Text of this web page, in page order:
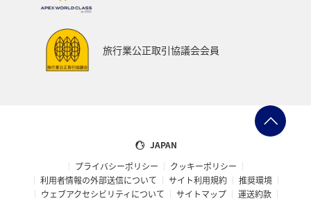
旅行業公正取引協議会会員
JAPAN
プライバシーポリシー
クッキーポリシー
利用者情報の外部送信について
サイト利用規約
推奨環境
ウェブアクセシビリティについて
サイトマップ
運送約款